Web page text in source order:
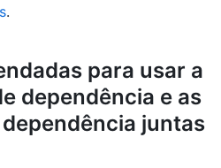
.
para usar a
dependência e as
juntas